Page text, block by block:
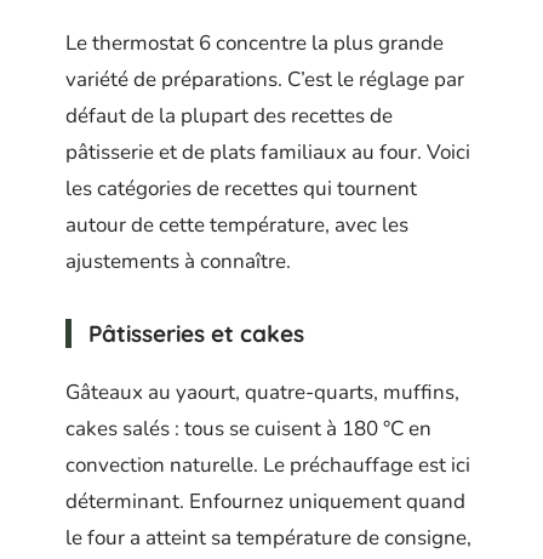
Le thermostat 6 concentre la plus grande
variété de préparations. C’est le réglage par
défaut de la plupart des recettes de
pâtisserie et de plats familiaux au four. Voici
les catégories de recettes qui tournent
autour de cette température, avec les
ajustements à connaître.
Pâtisseries et cakes
Gâteaux au yaourt, quatre-quarts, muffins,
cakes salés : tous se cuisent à 180 °C en
convection naturelle. Le préchauffage est ici
déterminant. Enfournez uniquement quand
le four a atteint sa température de consigne,